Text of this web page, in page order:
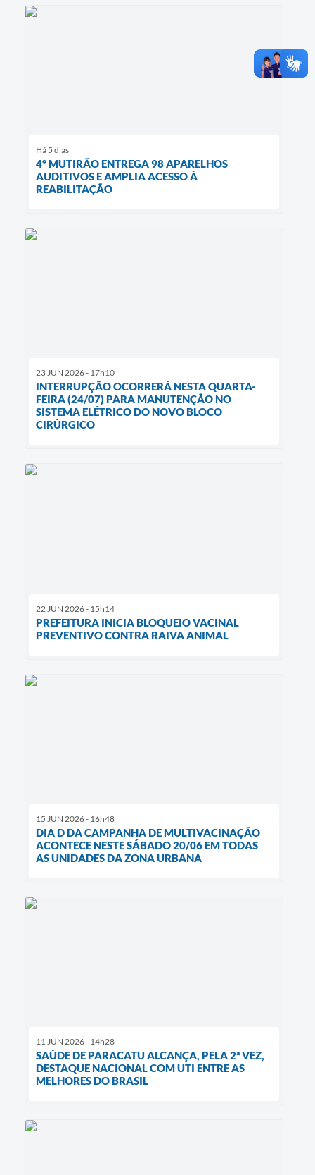
Há 5 dias
4º MUTIRÃO ENTREGA 98 APARELHOS
AUDITIVOS E AMPLIA ACESSO À
REABILITAÇÃO
23 JUN 2026 - 17h10
INTERRUPÇÃO OCORRERÁ NESTA QUARTA-
FEIRA (24/07) PARA MANUTENÇÃO NO
SISTEMA ELÉTRICO DO NOVO BLOCO
CIRÚRGICO
22 JUN 2026 - 15h14
PREFEITURA INICIA BLOQUEIO VACINAL
PREVENTIVO CONTRA RAIVA ANIMAL
15 JUN 2026 - 16h48
DIA D DA CAMPANHA DE MULTIVACINAÇÃO
ACONTECE NESTE SÁBADO 20/06 EM TODAS
AS UNIDADES DA ZONA URBANA
11 JUN 2026 - 14h28
SAÚDE DE PARACATU ALCANÇA, PELA 2ª VEZ,
DESTAQUE NACIONAL COM UTI ENTRE AS
MELHORES DO BRASIL